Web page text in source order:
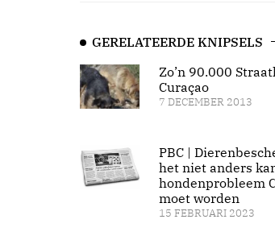
GERELATEERDE KNIPSELS
Zo’n 90.000
Curaçao
7 DECEMBER 2013
PBC |
het niet anders
hondenprobleem
moet worden
15 FEBRUARI 2023